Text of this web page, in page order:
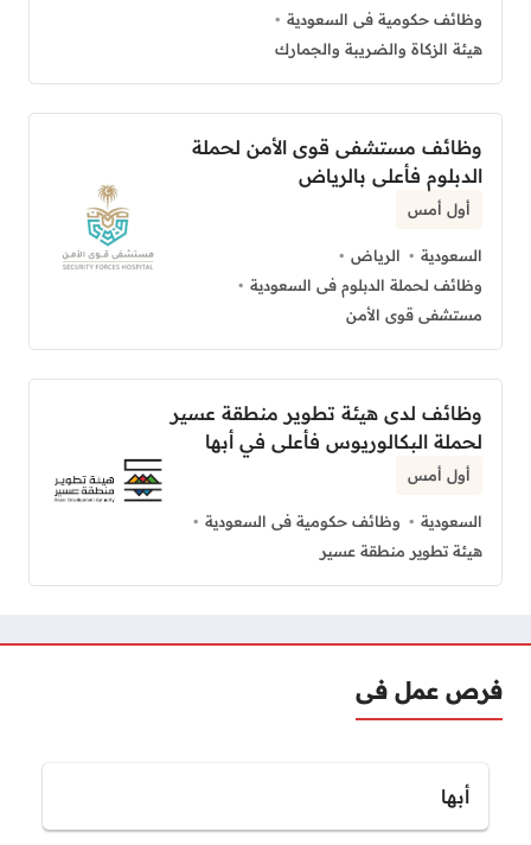
وظائف حكومية فى السعودية
هيئة الزكاة والضريبة والجمارك
وظائف مستشفى قوى الأمن لحملة
الدبلوم فأعلى بالرياض
أول أمس
السعودية
الرياض
وظائف لحملة الدبلوم فى السعودية
مستشفى قوى الأمن
وظائف لدى هيئة تطوير منطقة عسير
لحملة البكالوريوس فأعلى في أبها
أول أمس
السعودية
وظائف حكومية فى السعودية
هيئة تطوير منطقة عسير
فرص عمل فى
أبها